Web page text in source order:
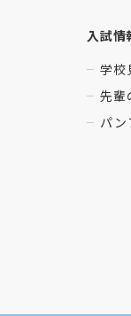
入試情
学校
先輩
パン